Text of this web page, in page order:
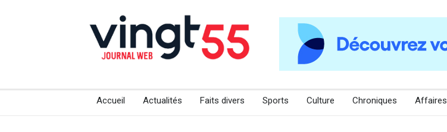
Accueil Actualités Faits divers Sports Culture Chroniques Affaires